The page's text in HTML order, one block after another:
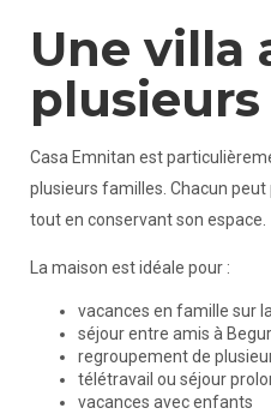
Une villa
Casa Emnitan est
plusieurs familles. Chacun
tout en conservant son espace.
La maison est idéale pour :
vacances en famille sur
séjour entre amis à Begur
regroupement de
télétravail ou séjour
vacances avec enfants